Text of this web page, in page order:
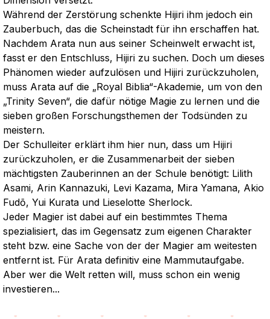
Während der Zerstörung schenkte Hijiri ihm jedoch ein
Zauberbuch, das die Scheinstadt für ihn erschaffen hat.
Nachdem Arata nun aus seiner Scheinwelt erwacht ist,
fasst er den Entschluss, Hijiri zu suchen. Doch um dieses
Phänomen wieder aufzulösen und Hijiri zurückzuholen,
muss Arata auf die „Royal Biblia“-Akademie, um von den
„Trinity Seven“, die dafür nötige Magie zu lernen und die
sieben großen Forschungsthemen der Todsünden zu
meistern.
Der Schulleiter erklärt ihm hier nun, dass um Hijiri
zurückzuholen, er die Zusammenarbeit der sieben
mächtigsten Zauberinnen an der Schule benötigt: Lilith
Asami, Arin Kannazuki, Levi Kazama, Mira Yamana, Akio
Fudō, Yui Kurata und Lieselotte Sherlock.
Jeder Magier ist dabei auf ein bestimmtes Thema
spezialisiert, das im Gegensatz zum eigenen Charakter
steht bzw. eine Sache von der der Magier am weitesten
entfernt ist. Für Arata definitiv eine Mammutaufgabe.
Aber wer die Welt retten will, muss schon ein wenig
investieren...